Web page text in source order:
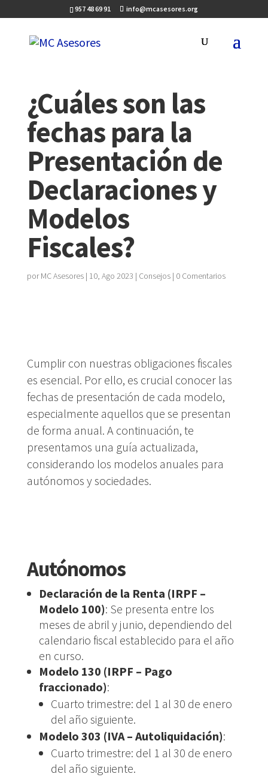
957 48 69 91 info@mcasesores.org
¿Cuáles son las
fechas para la
Presentación de
Declaraciones y
Modelos
Fiscales?
porMC Asesores| 10, Ago 2023 | Consejos| 0 Comentarios
Cumplir con nuestras obligaciones fiscales
es esencial. Por ello, es crucial conocer las
fechas de presentación de cada modelo,
especialmente aquellos que se presentan
de forma anual. A continuación, te
presentamos una guía actualizada,
considerando los modelos anuales para
autónomos y sociedades.
Autónomos
Declaración de la Renta (IRPF –
Modelo 100): Se presenta entre los
meses de abril y junio, dependiendo del
calendario fiscal establecido para el año
en curso.
Modelo 130 (IRPF – Pago
fraccionado):
Cuarto trimestre: del 1 al 30 de enero
del año siguiente.
Modelo 303 (IVA – Autoliquidación):
Cuarto trimestre: del 1 al 30 de enero
del año siguiente.